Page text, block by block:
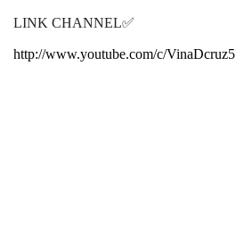
LINK CHANNEL✅
http://www.youtube.com/c/VinaDcruz5